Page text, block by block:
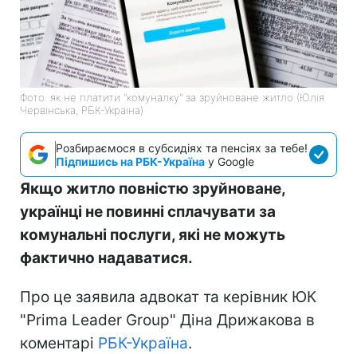
Фото: як не платити "комуналку" за зруйноване житло (Юлія
Червінська, РБК-Україна)
Розбираємося в субсидіях та пенсіях за тебе!
Підпишись на РБК-Україна у Google
Якщо житло повністю зруйноване,
українці не повинні сплачувати за
комунальні послуги, які не можуть
фактично надаватися.
Про це заявила адвокат та керівник ЮК
"Prima Leader Group" Діна Дрижакова в
коментарі РБК-Україна.